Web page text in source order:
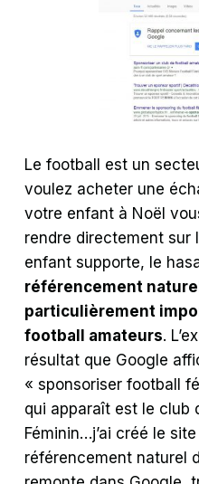
Le football est un
voulez acheter une
votre enfant à Noël
rendre directement sur
enfant supporte, le
référencement
particulièrement
football amateurs.
résultat que Google
« sponsoriser football
qui apparaît est le club
Féminin…j’ai créé le
référencement naturel